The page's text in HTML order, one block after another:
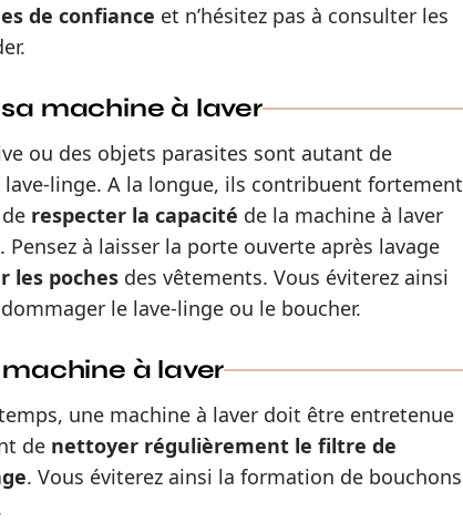
de confiance et n’hésitez pas à consulter les
machine à laver
ou des objets parasites sont autant de
linge. A la longue, ils contribuent fortement
respecter la capacité de la machine à laver
. Pensez à laisser la porte ouverte après lavage
les poches des vêtements. Vous éviterez ainsi
le lave-linge ou le boucher.
à laver
une machine à laver doit être entretenue
de nettoyer régulièrement le filtre de
. Vous éviterez ainsi la formation de bouchons